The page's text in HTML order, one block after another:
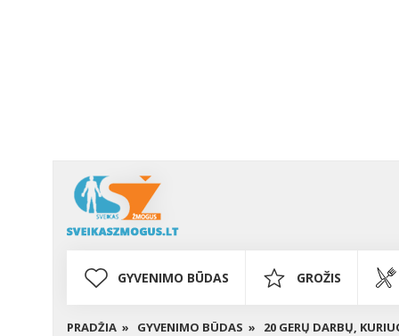
GYVENIMO BŪDAS GROŽIS
PRADŽIA » GYVENIMO BŪDAS » 20 GERŲ DARBŲ,